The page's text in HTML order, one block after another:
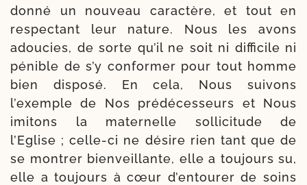
don­né un nou­veau carac­tère, et tout en
res­pec­tant leur nature. Nous les avons
adou­cies, de sorte qu’il ne soit ni dif­fi­cile ni
pénible de s’y con­former pour tout homme
bien dis­po­sé. En cela, Nous sui­vons
l’exemple de Nos pré­dé­ces­seurs et Nous
imi­tons la mater­nelle solli­citude de
l’Eglise ; celle-​ci ne désire rien tant que de
se mon­trer bien­veillante, elle a tou­jours su,
elle a tou­jours à cœur d’en­tou­rer de soins